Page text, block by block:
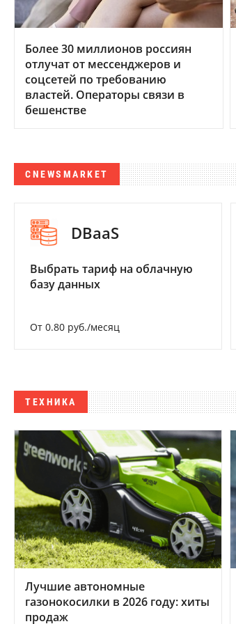
Более 30 миллионов россиян
отлучат от мессенджеров и
соцсетей по требованию
властей. Операторы связи в
бешенстве
CNEWSMARKET
DBaaS
Выбрать тариф на облачную
базу данных
От 0.80 руб./месяц
ТЕХНИКА
Лучшие автономные
газонокосилки в 2026 году: хиты
продаж